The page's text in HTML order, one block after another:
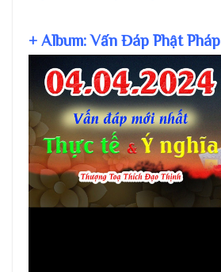
+ Album: Vấn Đáp Phật Pháp